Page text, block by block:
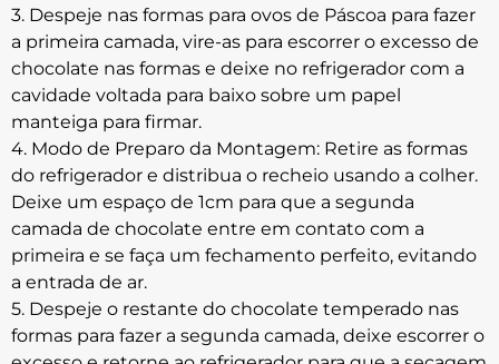
3. Despeje nas formas para ovos de Páscoa para fazer
a primeira camada, vire-as para escorrer o excesso de
chocolate nas formas e deixe no refrigerador com a
cavidade voltada para baixo sobre um papel
manteiga para firmar.
4. Modo de Preparo da Montagem: Retire as formas
do refrigerador e distribua o recheio usando a colher.
Deixe um espaço de 1cm para que a segunda
camada de chocolate entre em contato com a
primeira e se faça um fechamento perfeito, evitando
a entrada de ar.
5. Despeje o restante do chocolate temperado nas
formas para fazer a segunda camada, deixe escorrer o